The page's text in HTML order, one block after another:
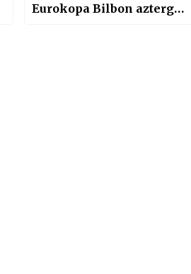
Eurokopa Bilbon aztergai